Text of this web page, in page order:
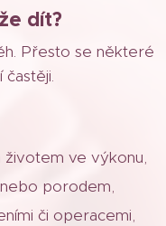
dít?
Přesto se některé
častěji.
ve výkonu,
porodem,
či operacemi,